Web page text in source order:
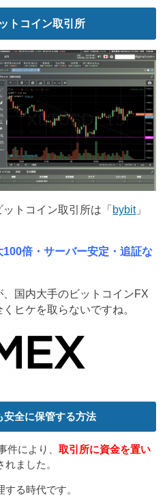
トコイン取引所
トコイン取引所は「 bybit」
100倍・サーバー安定・追証な
国内大手のビットコインFX
ヒケを取らないですね。
安全に保管する方法
件により、取引所に資金を置い
れました。
る時代です。